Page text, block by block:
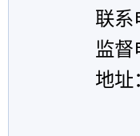
联系电
监督电
地址：